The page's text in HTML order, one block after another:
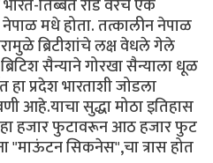
भारत-तिब्बत रोड वरचे एक
नेपाळ मधे होता. तत्कालीन नेपाळ
ब्रिटीशांचे लक्ष वेधले गेले
सैन्याने गोरखा सैन्याला धूळ
प्रदेश भारताशी जोडला
आहे.याचा सुद्धा मोठा इतिहास
हजार फुटावरून आठ हजार फुट
"माऊंटन सिकनेस",चा त्रास होत